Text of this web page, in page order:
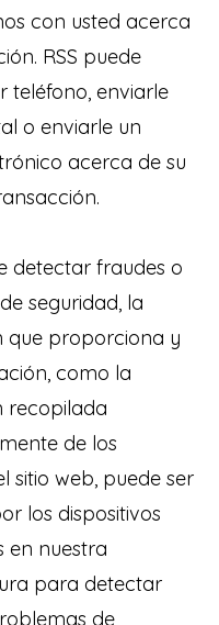
con usted acerca
RSS puede
teléfono, enviarle
o enviarle un
acerca de su
detectar fraudes o
seguridad, la
que proporciona y
como la
recopilada
de los
sitio web, puede ser
los dispositivos
en nuestra
para detectar
de